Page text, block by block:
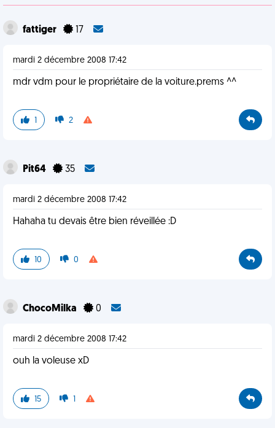
fattiger 17
mardi 2 décembre 2008 17:42
mdr vdm pour le propriétaire de la voiture.prems ^^
1 2
Pit64 35
mardi 2 décembre 2008 17:42
Hahaha tu devais être bien réveillée :D
10 0
ChocoMilka 0
mardi 2 décembre 2008 17:42
ouh la voleuse xD
15 1